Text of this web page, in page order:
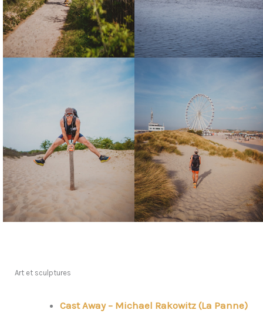
Art et sculptures
Cast Away – Michael Rakowitz (La Panne)